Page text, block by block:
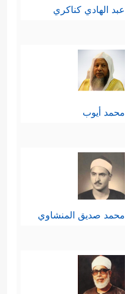
عبد الهادي كناكري
محمد أيوب
محمد صديق المنشاوي